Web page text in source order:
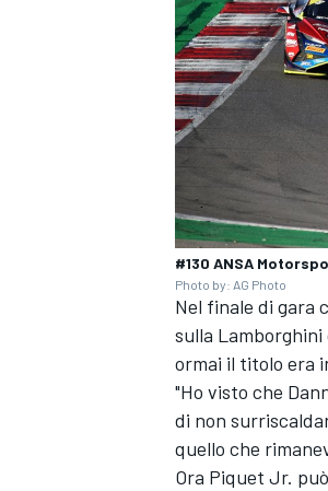
MONOMARCA
#130 ANSA
Photo by: AG Photo
Nel finale di gara
sulla
ormai il titolo era
"Ho visto che
di non
quello che
Ora Piquet Jr.